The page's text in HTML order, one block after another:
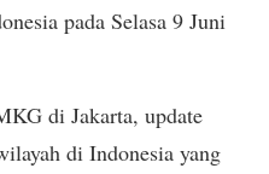
pada Selasa 9 Juni
di Jakarta, update
di Indonesia yang